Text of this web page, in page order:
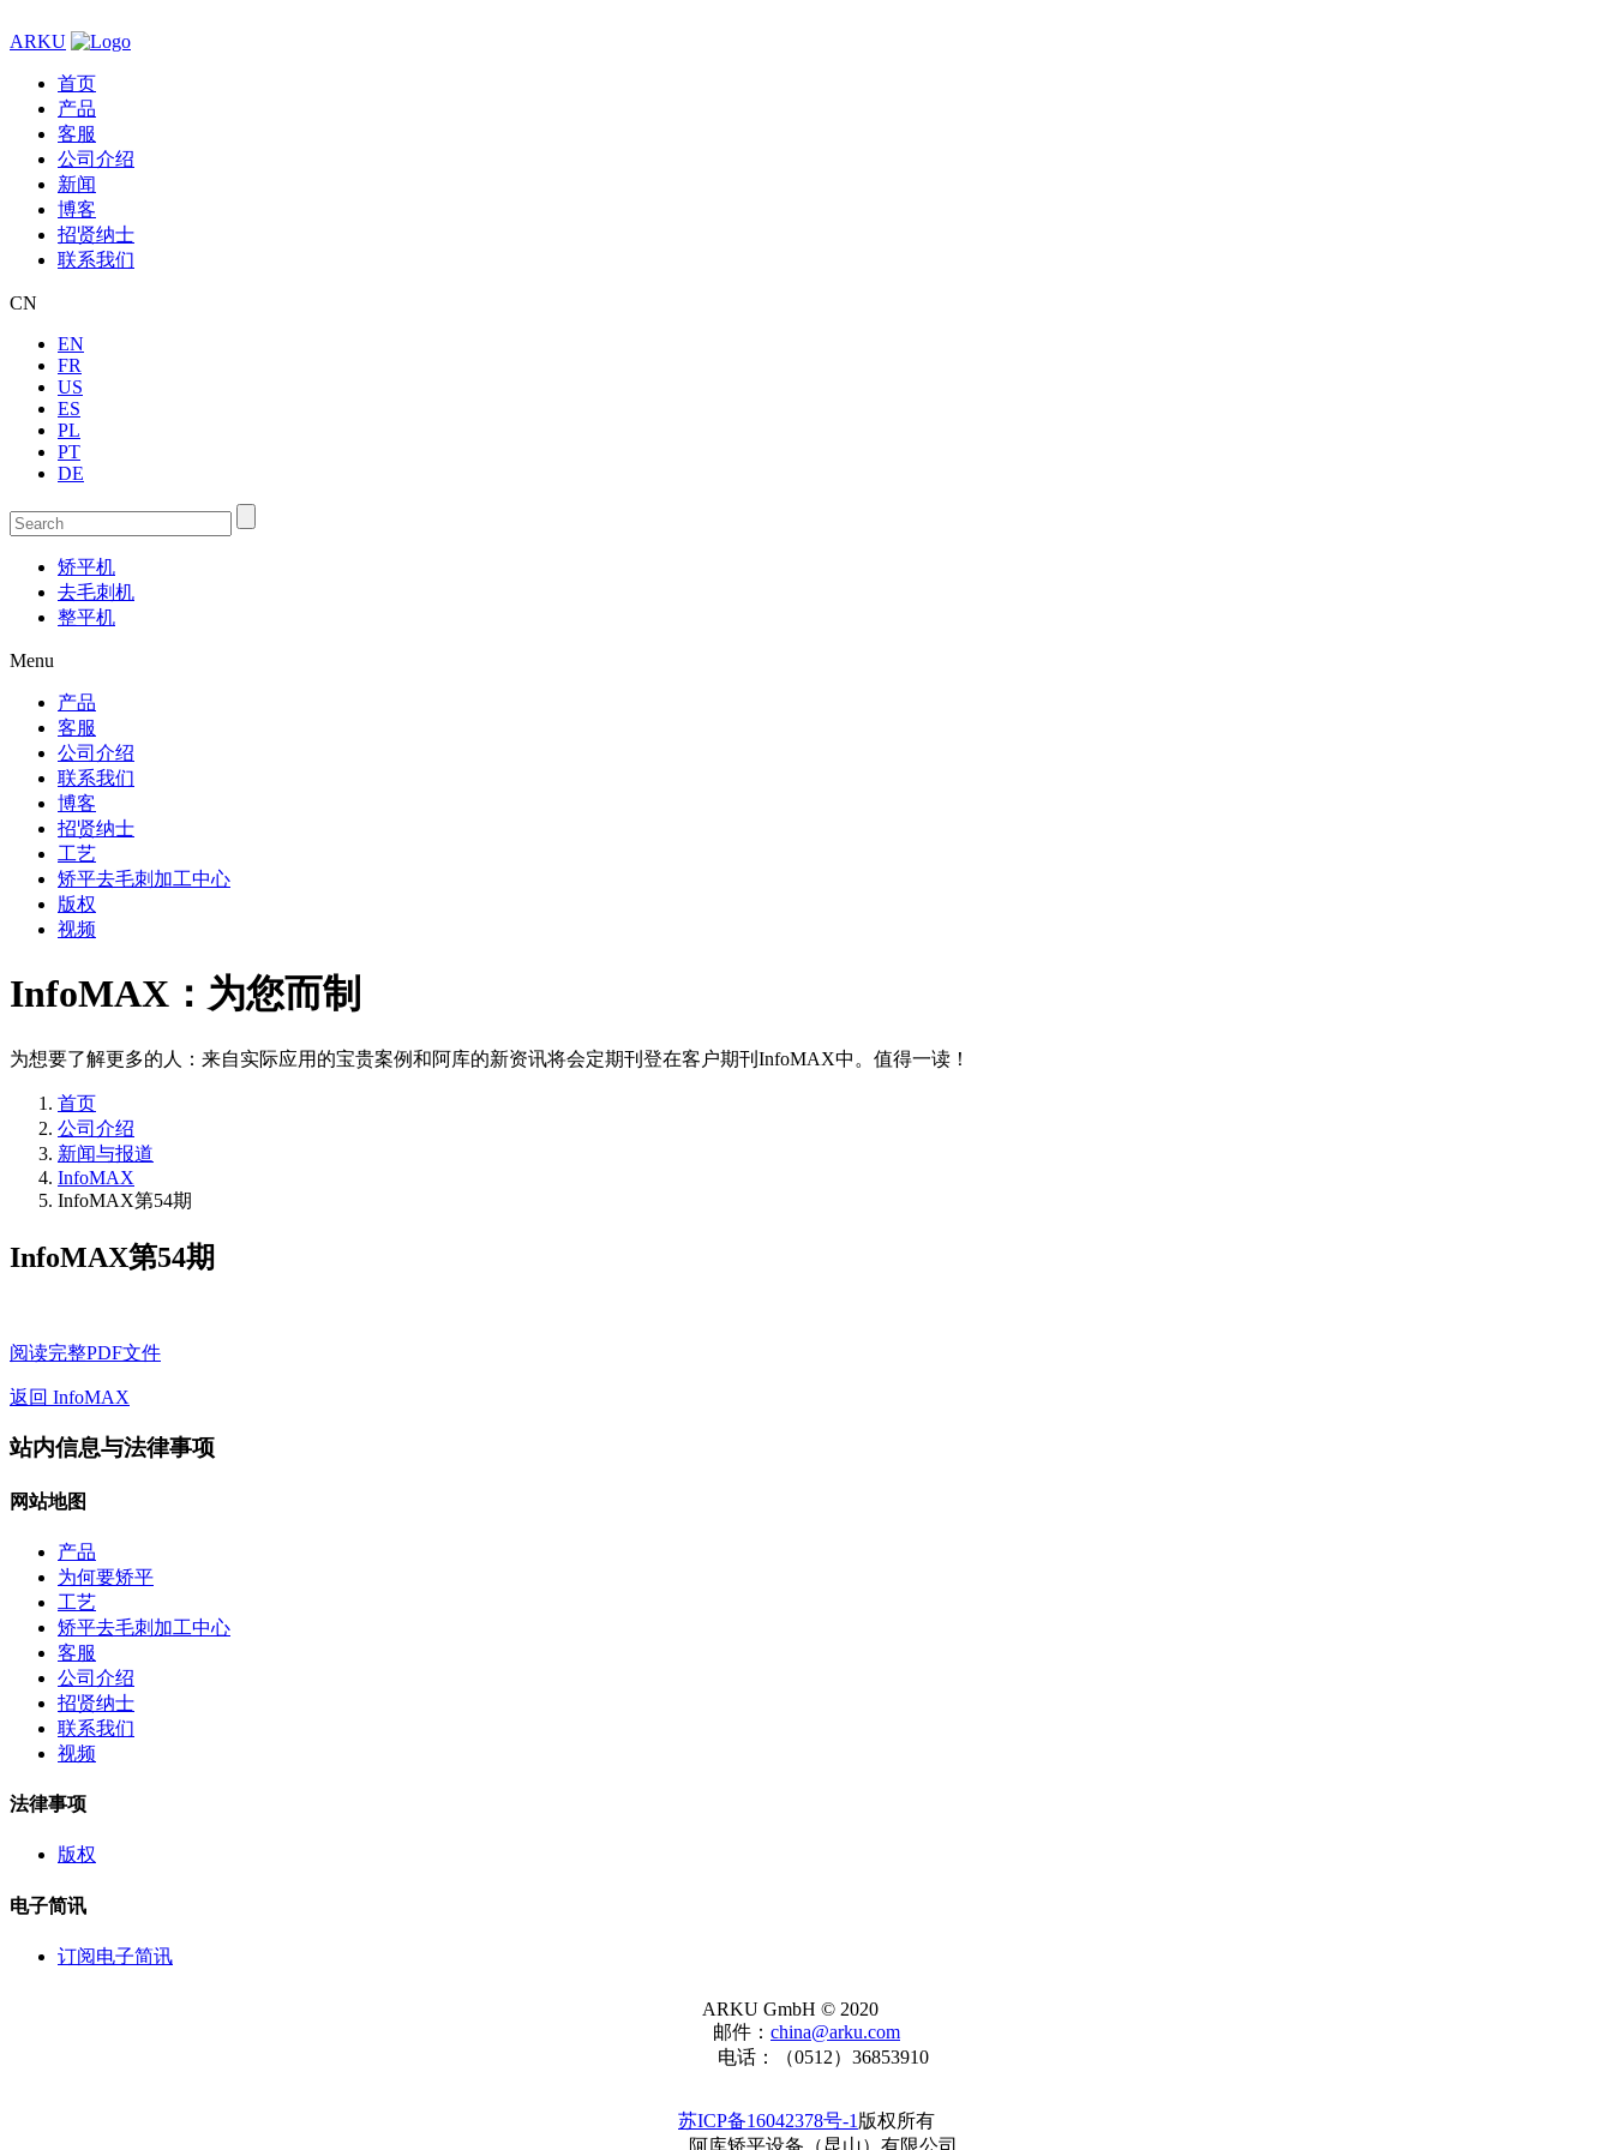
ARKU
首页
产品
客服
公司介绍
新闻
博客
招贤纳士
联系我们
CN
EN
FR
US
ES
PL
PT
DE
矫平机
去毛刺机
整平机
Menu
产品
客服
公司介绍
联系我们
博客
招贤纳士
工艺
矫平去毛刺加工中心
版权
视频
InfoMAX：为您而制
为想要了解更多的人：来自实际应用的宝贵案例和阿库的新资讯将会定期刊登在客户期刊InfoMAX中。值得一读！
首页
公司介绍
新闻与报道
InfoMAX
InfoMAX第54期
InfoMAX第54期
阅读完整PDF文件
返回 InfoMAX
站内信息与法律事项
网站地图
产品
为何要矫平
工艺
矫平去毛刺加工中心
客服
公司介绍
招贤纳士
联系我们
视频
法律事项
版权
电子简讯
订阅电子简讯
ARKU GmbH © 2020
邮件： china@arku.com
电话：（0512）36853910
苏ICP备16042378号-1 版权所有
阿库矫平设备（昆山）有限公司